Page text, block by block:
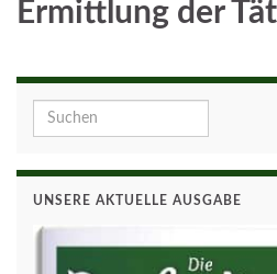
Ermittlung der
Search for:
UNSERE AKTUELLE AUSGABE